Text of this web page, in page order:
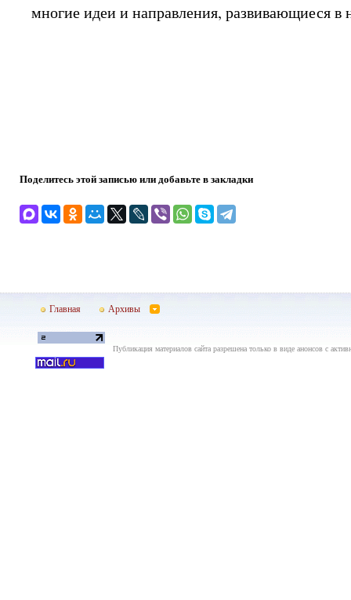
многие идеи и направления, развивающиеся
Поделитесь этой записью или добавьте в закладки
Главная Архивы
Публикация материалов сайта разрешена только в виде анонсов с